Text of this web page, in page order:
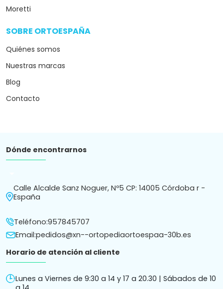
Moretti
SOBRE ORTOESPAÑA
Quiénes somos
Nuestras marcas
Blog
Contacto
Dónde encontrarnos
Calle Alcalde Sanz Noguer, Nº5 CP: 14005 Córdoba r -
España
Teléfono:957845707
Email:pedidos@xn--ortopediaortoespaa-30b.es
Horario de atención al cliente
Lunes a Viernes de 9:30 a 14 y 17 a 20.30 | Sábados de 10